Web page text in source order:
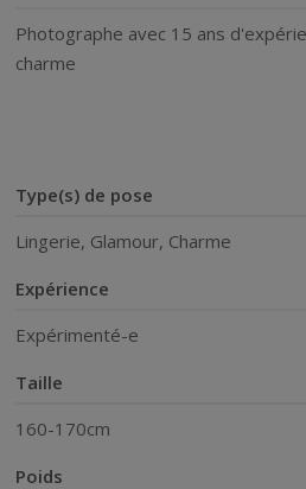
Photographe avec 15 ans
charme
Type(s) de pose
Lingerie, Glamour, Charme
Expérience
Expérimenté-e
Taille
160-170cm
Poids